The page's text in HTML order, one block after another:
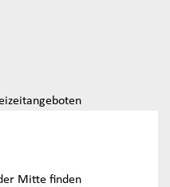
Mitte finden